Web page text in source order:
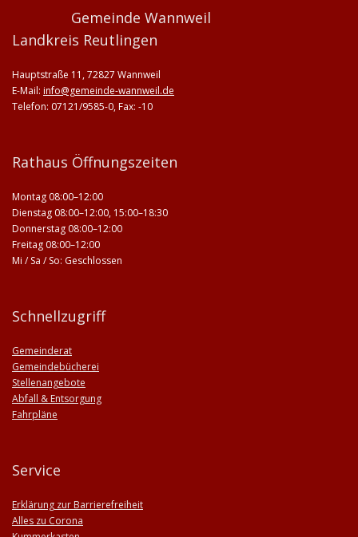
Gemeinde Wannweil
Landkreis Reutlingen
Hauptstraße 11, 72827 Wannweil
E-Mail: info@gemeinde-wannweil.de
Telefon: 07121/9585-0, Fax: -10
Rathaus Öffnungszeiten
Montag 08:00–12:00
Dienstag 08:00–12:00, 15:00–18:30
Donnerstag 08:00–12:00
Freitag 08:00–12:00
Mi / Sa / So: Geschlossen
Schnellzugriff
Gemeinderat
Gemeindebücherei
Stellenangebote
Abfall & Entsorgung
Fahrpläne
Service
Erklärung zur Barrierefreiheit
Alles zu Corona